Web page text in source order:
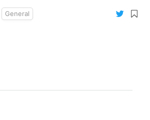
General